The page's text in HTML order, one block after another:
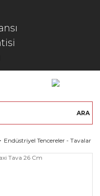
ARA
Endüstriyel Tencereler - Tavalar -